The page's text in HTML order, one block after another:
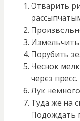
Отварить
Измельчить
Порубить
Чеснок
через пресс.
Лук
Туда же на
Подождать